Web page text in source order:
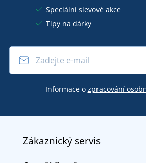
Speciální slevové akce
Tipy na dárky
Informace o zpracování
Zákaznický servis